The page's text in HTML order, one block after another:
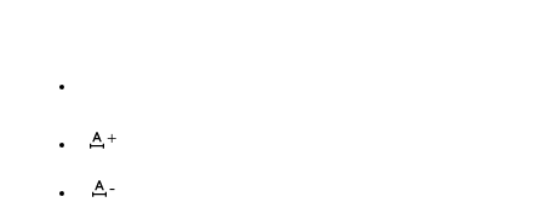
+
-